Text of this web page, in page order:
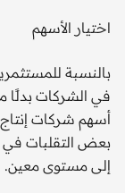
اختيار الأسهم
بالنسبة
في الشركات بدلًا
أسهم شركات
بعض التقلبات
إلى مستوى معين.